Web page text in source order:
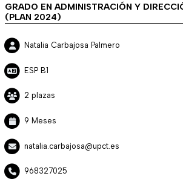
GRADO EN ADMINISTRACIÓN Y
(PLAN 2024)
Natalia Carbajosa Palmero
ESP B1
2 plazas
9 Meses
natalia.carbajosa@upct.es
968327025